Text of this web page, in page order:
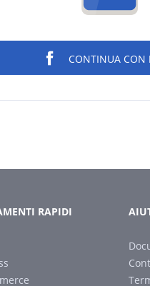
CONTINUA CON
RAPIDI